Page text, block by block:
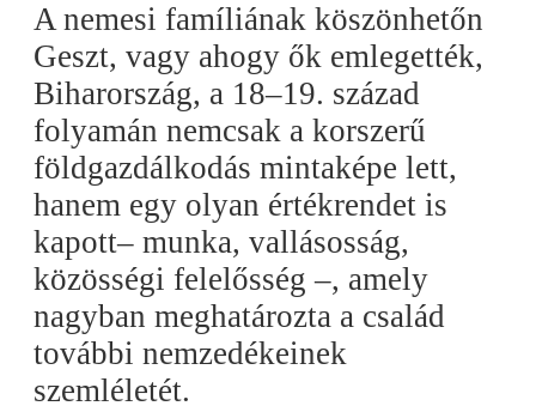
A nemesi famíliának köszönhetőn
Geszt, vagy ahogy ők emlegették,
Biharország, a 18–19. század
folyamán nemcsak a korszerű
földgazdálkodás mintaképe lett,
hanem egy olyan értékrendet is
kapott– munka, vallásosság,
közösségi felelősség –, amely
nagyban meghatározta a család
további nemzedékeinek
szemléletét.